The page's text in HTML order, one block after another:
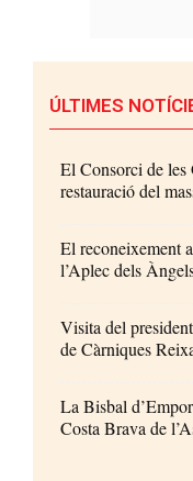
ÚLTIMES
El Consorci de les
restauració del
El reconeixement
l’Aplec dels
Visita del
de Càrniques
La Bisbal
Costa Brava de